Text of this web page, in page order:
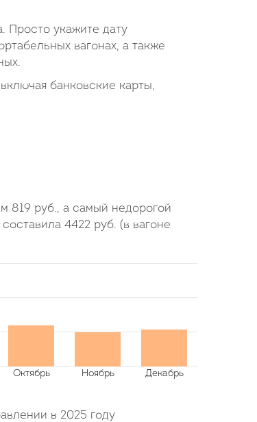
Просто укажите дату
вагонах, а также
банковские карты,
819 руб., а самый недорогой
4422 руб. (в вагоне
в 2025 году